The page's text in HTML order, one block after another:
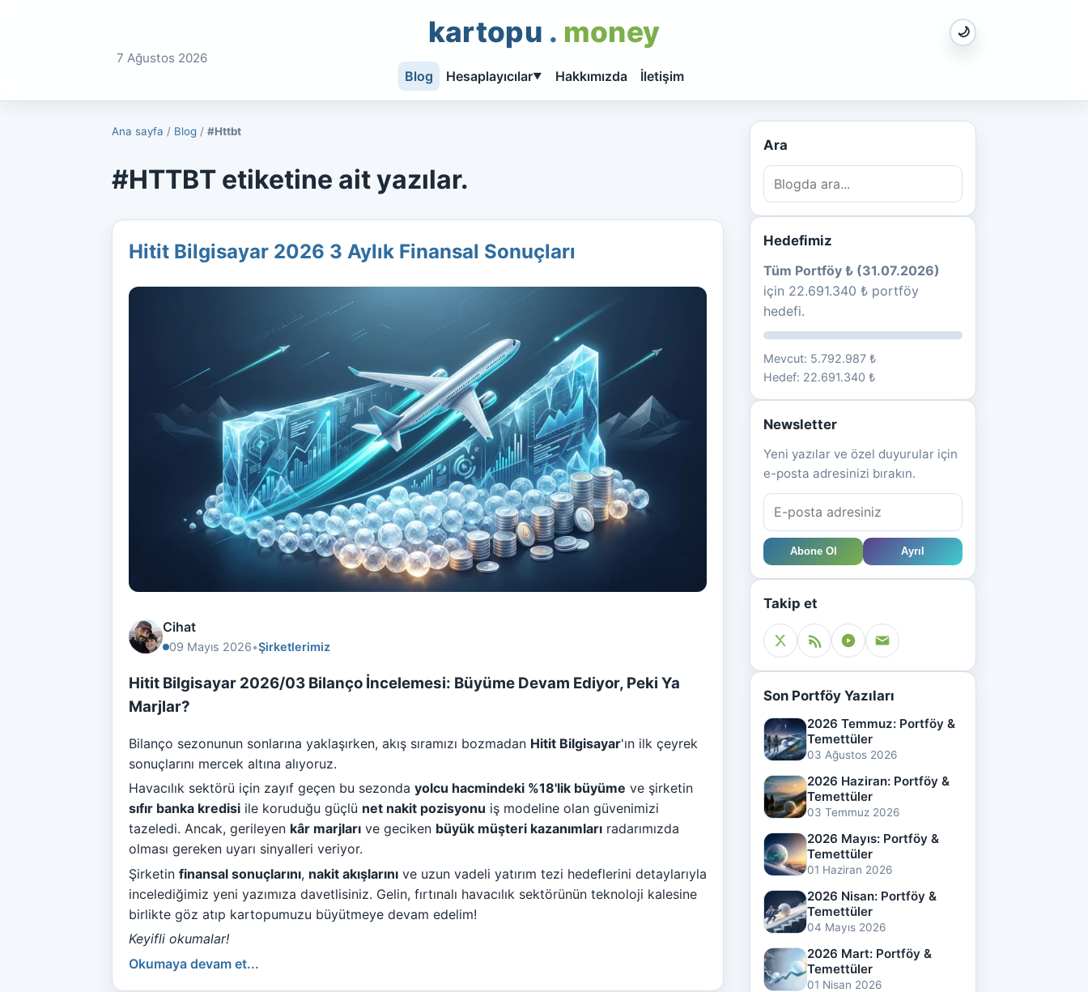
7 Ağustos 2026
kartopu . money 🌙
Blog Hesaplayıcılar▼ Hakkımızda İletişim
Ana sayfa / Blog / #Httbt
#HTTBT etiketine ait yazılar.
Hitit Bilgisayar 2026 3 Aylık Finansal Sonuçları
Cihat
09 Mayıs 2026•Şirketlerimiz
Hitit Bilgisayar 2026/03 Bilanço İncelemesi: Büyüme Devam Ediyor, Peki Ya
Marjlar?
Bilanço sezonunun sonlarına yaklaşırken, akış sıramızı bozmadan Hitit Bilgisayar'ın ilk çeyrek
sonuçlarını mercek altına alıyoruz.
Havacılık sektörü için zayıf geçen bu sezonda yolcu hacmindeki %18'lik büyüme ve şirketin
sıfır banka kredisi ile koruduğu güçlü net nakit pozisyonu iş modeline olan güvenimizi
tazeledi. Ancak, gerileyen kâr marjları ve geciken büyük müşteri kazanımları radarımızda
olması gereken uyarı sinyalleri veriyor.
Şirketin finansal sonuçlarını, nakit akışlarını ve uzun vadeli yatırım tezi hedeflerini detaylarıyla
incelediğimiz yeni yazımıza davetlisiniz. Gelin, fırtınalı havacılık sektörünün teknoloji kalesine
birlikte göz atıp kartopumuzu büyütmeye devam edelim!
Keyifli okumalar!
Okumaya devam et...
Ara
Hedefimiz
Tüm Portföy ₺ (31.07.2026)
için 22.691.340 ₺ portföy
hedefi.
Mevcut: 5.792.987 ₺
Hedef: 22.691.340 ₺
Newsletter
Yeni yazılar ve özel duyurular için
e-posta adresinizi bırakın.
Abone Ol Ayrıl
Takip et
Son Portföy Yazıları
2026 Temmuz: Portföy &
Temettüler
03 Ağustos 2026
2026 Haziran: Portföy &
Temettüler
03 Temmuz 2026
2026 Mayıs: Portföy &
Temettüler
01 Haziran 2026
2026 Nisan: Portföy &
Temettüler
04 Mayıs 2026
2026 Mart: Portföy &
Temettüler
01 Nisan 2026